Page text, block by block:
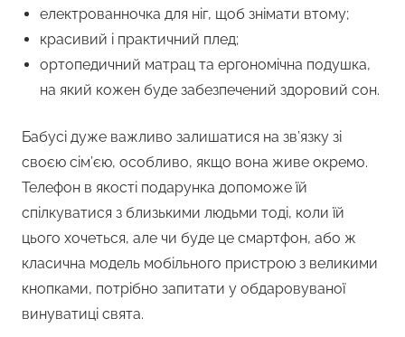
електрованночка для ніг, щоб знімати втому;
красивий і практичний плед;
ортопедичний матрац та ергономічна подушка,
на який кожен буде забезпечений здоровий сон.
Бабусі дуже важливо залишатися на зв’язку зі
своєю сім’єю, особливо, якщо вона живе окремо.
Телефон в якості подарунка допоможе їй
спілкуватися з близькими людьми тоді, коли їй
цього хочеться, але чи буде це смартфон, або ж
класична модель мобільного пристрою з великими
кнопками, потрібно запитати у обдаровуваної
винуватиці свята.